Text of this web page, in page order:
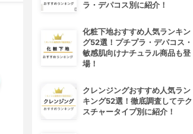
ラ・デパコス別に紹介！
化粧下地おすすめ人気ランキン
グ52選！プチプラ・デパコス・
敏感肌向けナチュラル商品も登
場！
クレンジングおすすめ人気ラン
キング52選！徹底調査してテク
スチャータイプ別に紹介！